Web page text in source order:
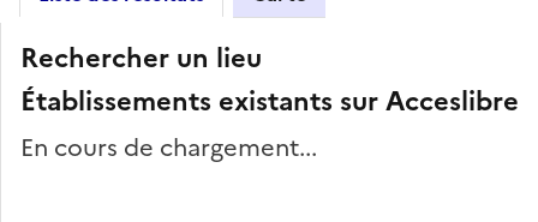
Rechercher un lieu
Établissements existants sur Acceslibre
En cours de chargement...